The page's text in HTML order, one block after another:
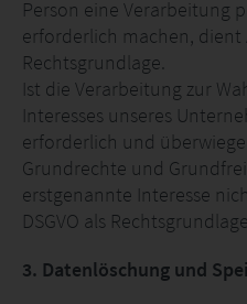
Person eine Verarbeitung
erforderlich machen, dient
Rechtsgrundlage.
Ist die Verarbeitung zur
Interesses unseres
erforderlich und
Grundrechte und
erstgenannte Interesse
DSGVO als
3. Datenlöschung und